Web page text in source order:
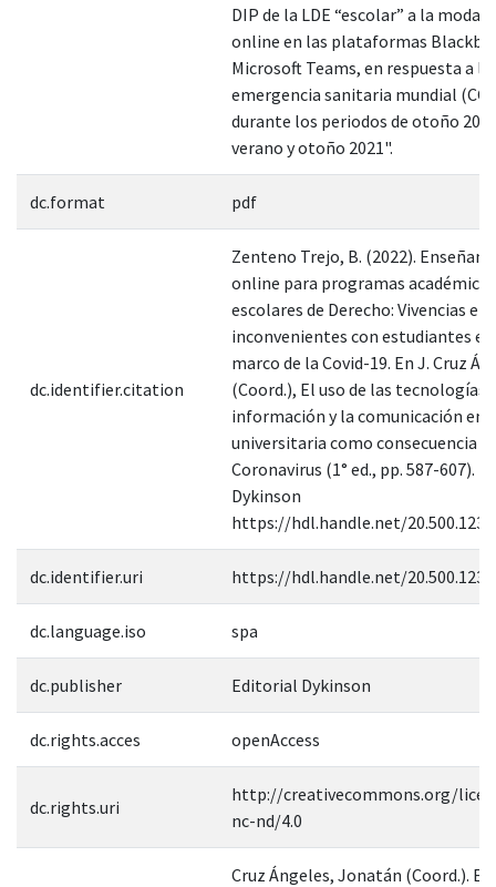
DIP de la LDE “escolar” a la
online en las plataformas
Microsoft Teams, en respuesta a la
emergencia sanitaria mundial
durante los periodos de otoño
verano y otoño 2021".
dc.format pdf
dc.identifier.citation
Zenteno Trejo, B. (2022).
online para programas académicos
escolares de Derecho: Vivencias e
inconvenientes con estudiantes
marco de la Covid-19. En J. Cruz
(Coord.), El uso de las tecnologías
información y la comunicación en
universitaria como consecuencia
Coronavirus (1° ed., pp. 587-607).
Dykinson
https://hdl.handle.net/
dc.identifier.uri https://hdl.handle.net/
dc.language.iso spa
dc.publisher Editorial Dykinson
dc.rights.acces openAccess
dc.rights.uri
http://creativecommons.org/
nc-nd/4.0
Cruz Ángeles, Jonatán (Coord.). El